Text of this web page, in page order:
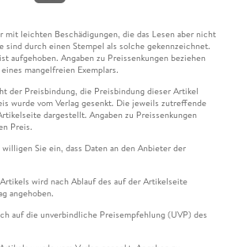
mit leichten Beschädigungen, die das Lesen aber nicht
sind durch einen Stempel als solche gekennzeichnet.
aufgehoben. Angaben zu Preissenkungen beziehen
mangelfreien Exemplars.
der Preisbindung, die Preisbindung dieser Artikel
wurde vom Verlag gesenkt. Die jeweils zutreffende
dargestellt. Angaben zu Preissenkungen
Preis.
Sie ein, dass Daten an den Anbieter der
wird nach Ablauf des auf der Artikelseite
angehoben.
auf die unverbindliche Preisempfehlung (UVP) des